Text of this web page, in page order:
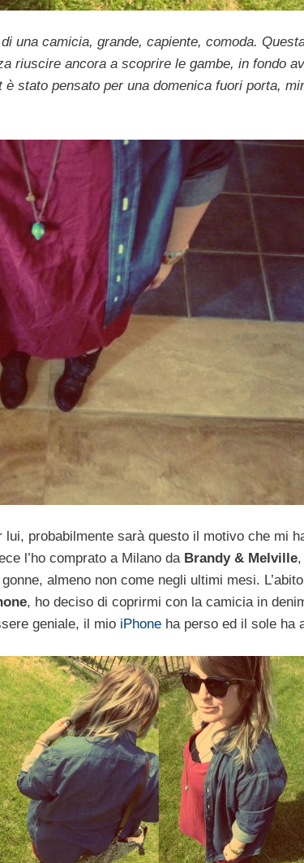
una camicia, grande, capiente, comoda.
riuscire ancora a scoprire le gambe, in fondo
stato pensato per una domenica fuori porta,
probabilmente sarà questo il motivo che mi
l’ho comprato a Milano da Brandy & Melville
almeno non come negli ultimi mesi.
, ho deciso di coprirmi con la camicia in
geniale, il mio iPhone ha perso ed il sole ha